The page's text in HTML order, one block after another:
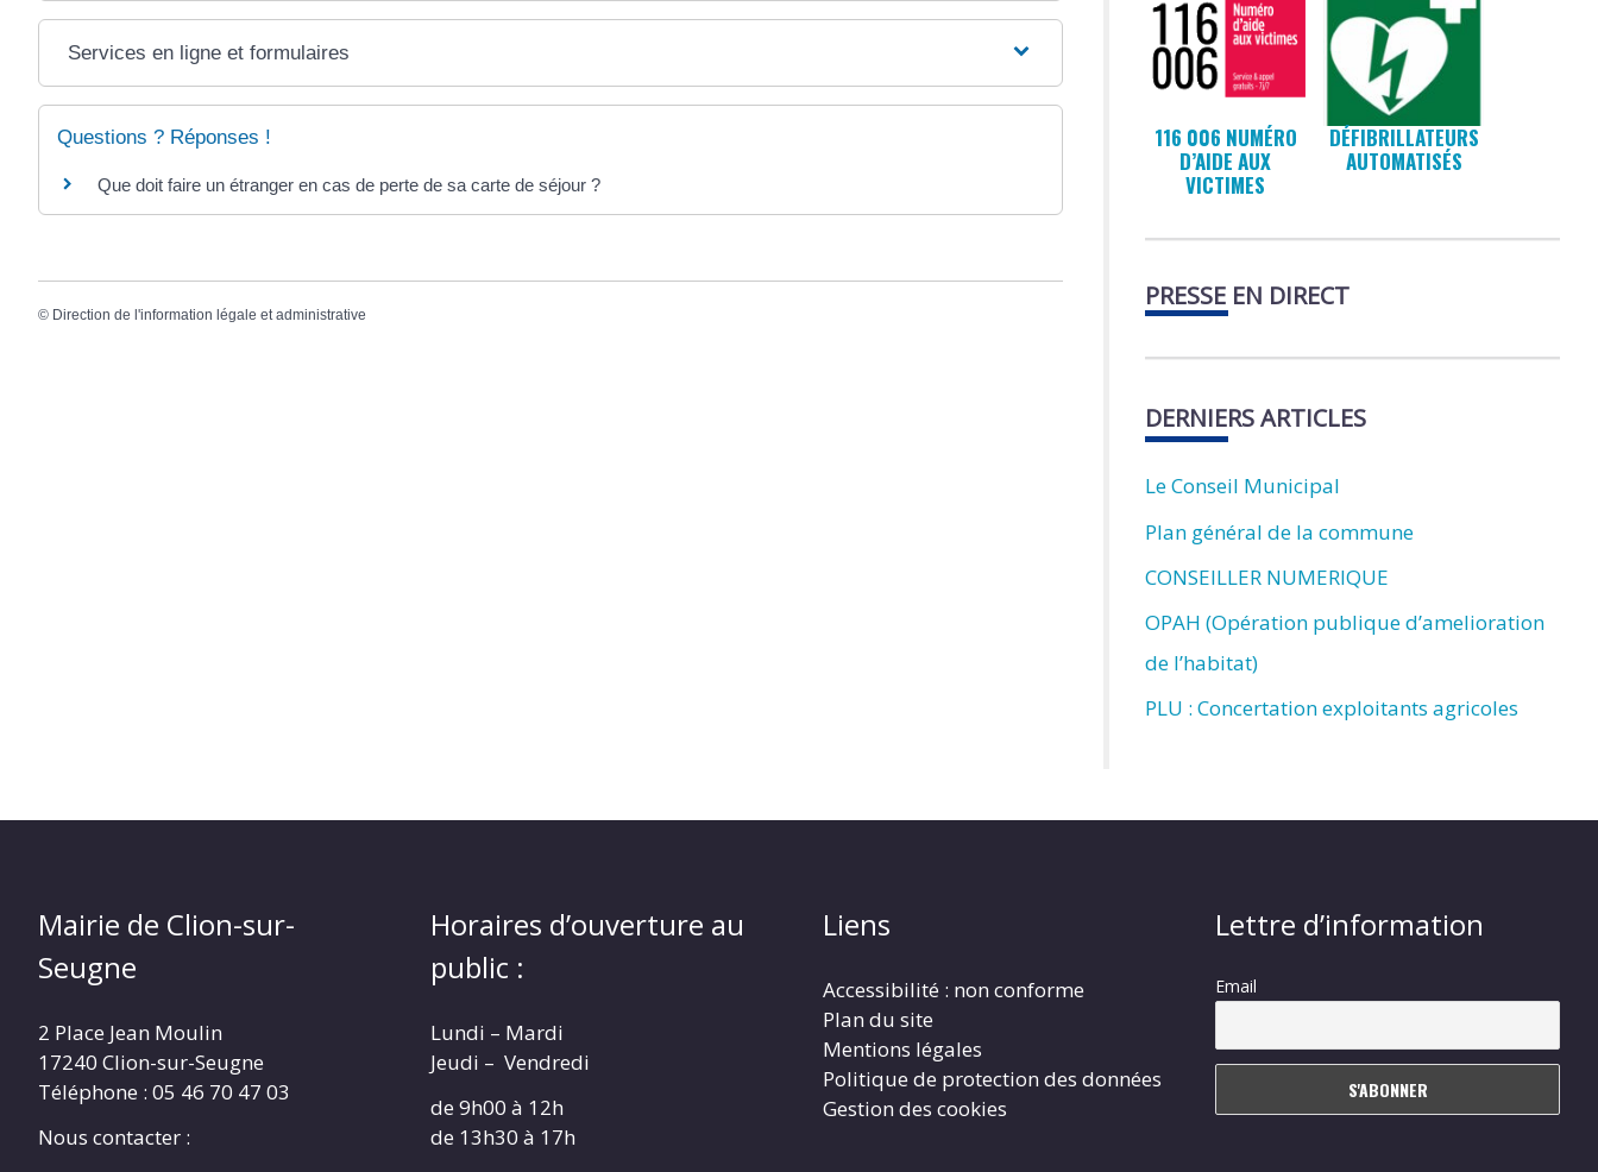
Services en ligne et formulaires
Questions ? Réponses !
Que doit faire un étranger en cas de perte de sa carte de séjour ?
© Direction de l'information légale et administrative
116 006 NUMÉRO
D’AIDE AUX
VICTIMES
DÉFIBRILLATEURS
AUTOMATISÉS
PRESSE EN DIRECT
DERNIERS ARTICLES
Le Conseil Municipal
Plan général de la commune
CONSEILLER NUMERIQUE
OPAH (Opération publique d’amelioration
de l’habitat)
PLU : Concertation exploitants agricoles
Mairie de Clion-sur-
Seugne
2 Place Jean Moulin
17240 Clion-sur-Seugne
Téléphone : 05 46 70 47 03
Nous contacter :
Horaires d’ouverture au
public :
Lundi – Mardi
Jeudi – Vendredi
de 9h00 à 12h
de 13h30 à 17h
Liens
Accessibilité : non conforme
Plan du site
Mentions légales
Politique de protection des données
Gestion des cookies
Lettre d’information
Email